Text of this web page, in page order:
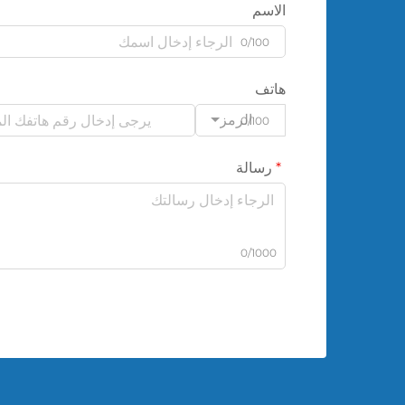
الاسم
0/100
هاتف
الرمز0/100
رسالة
0/1000